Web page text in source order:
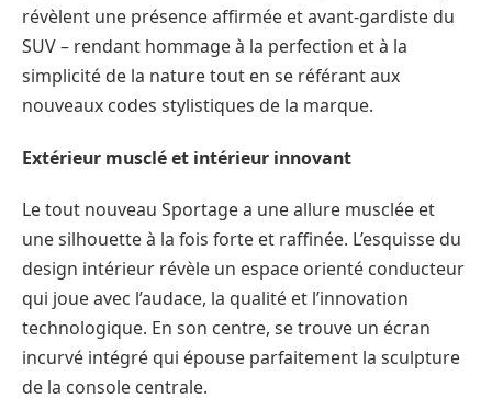
révèlent une présence affirmée et avant-gardiste du
SUV – rendant hommage à la perfection et à la
simplicité de la nature tout en se référant aux
nouveaux codes stylistiques de la marque.
Extérieur musclé et intérieur innovant
Le tout nouveau Sportage a une allure musclée et
une silhouette à la fois forte et raffinée. L’esquisse du
design intérieur révèle un espace orienté conducteur
qui joue avec l’audace, la qualité et l’innovation
technologique. En son centre, se trouve un écran
incurvé intégré qui épouse parfaitement la sculpture
de la console centrale.